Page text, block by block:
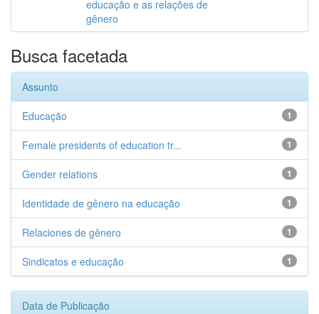
educação e as relações de
gênero
Busca facetada
Assunto
1
Educação
1
Female presidents of education tr...
1
Gender relations
1
Identidade de gênero na educação
1
Relaciones de gênero
1
Sindicatos e educação
Data de Publicação